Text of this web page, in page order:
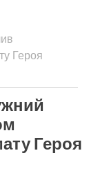
Героя
Героя